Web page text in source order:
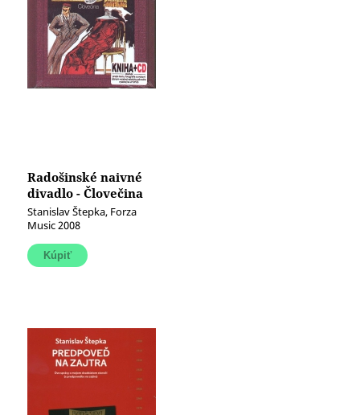
Radošinské naivné
divadlo - Človečina
(kniha + CD)
Stanislav Štepka, Forza
Music 2008